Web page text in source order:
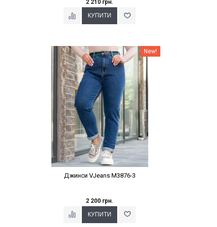
2 210 грн.
Наклейки Варіант з % New!
Джинси VJeans M3876-3
2 200 грн.